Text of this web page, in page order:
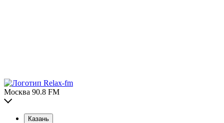
Москва 90.8 FM
Казань